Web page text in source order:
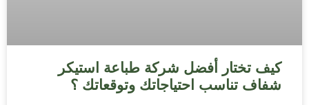
كيف تختار أفضل شركة طباعة استيكر
شفاف تناسب احتياجاتك وتوقعاتك ؟